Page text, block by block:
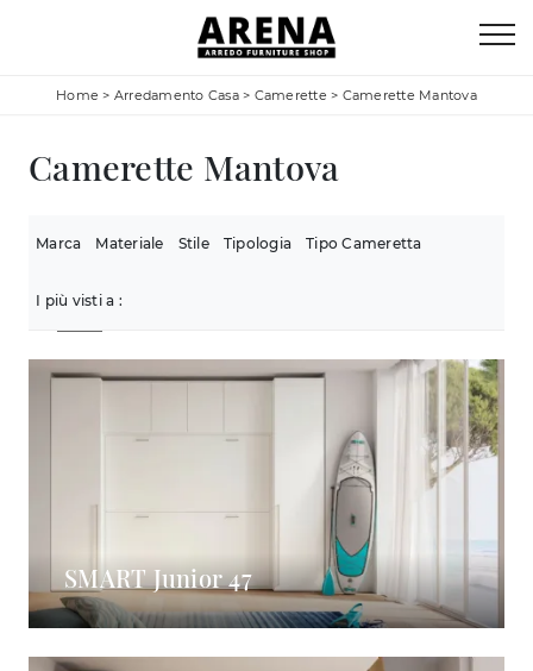
Home > Arredamento Casa> Camerette > Camerette Mantova
Camerette Mantova
Marca Materiale Stile Tipologia Tipo Cameretta
I più visti a :
SMART Junior 47